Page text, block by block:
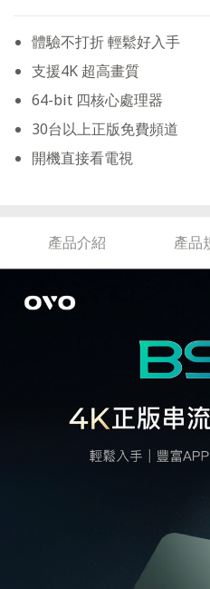
體驗不打折 輕鬆好入手
支援4K 超高畫質
64-bit 四核心處理器
30台以上正版免費頻道
開機直接看電視
產品介紹 產品